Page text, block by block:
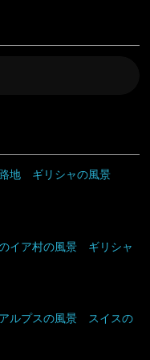
地 ギリシャの風景
イア村の風景 ギリシャ
ルプスの風景 スイスの